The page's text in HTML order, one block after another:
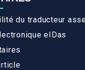
du traducteur
eIDas